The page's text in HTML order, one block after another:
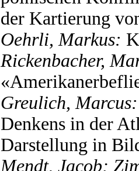
der Kartierung
Oehrli, Markus:
Rickenbacher,
Greulich, Marcus:
Denkens in der
Darstellung in
Mendt, Jacob;